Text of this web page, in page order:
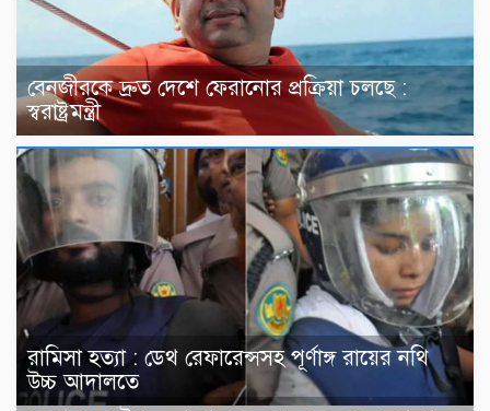
বেনজীরকে দ্রুত দেশে ফেরানোর প্রক্রিয়া চলছে :
স্বরাষ্ট্রমন্ত্রী
রামিসা হত্যা : ডেথ রেফারেন্সসহ পূর্ণাঙ্গ রায়ের নথি
উচ্চ আদালতে